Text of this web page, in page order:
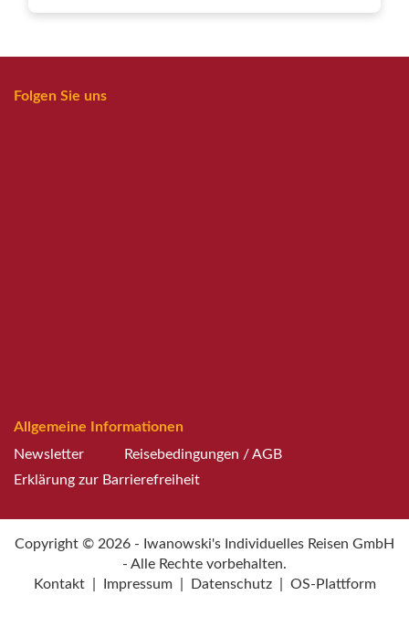
Folgen Sie uns
Allgemeine Informationen
Newsletter
Reisebedingungen / AGB
Erklärung zur Barrierefreiheit
Copyright © 2026 - Iwanowski's Individuelles Reisen GmbH
- Alle Rechte vorbehalten.
Kontakt
Impressum Datenschutz OS-Plattform